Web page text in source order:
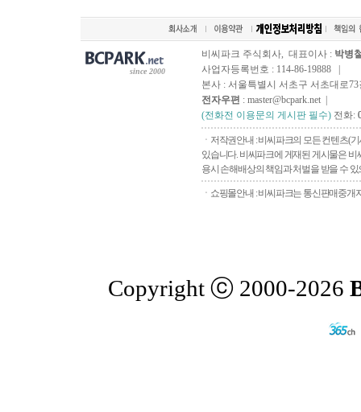
since 2000
비씨파크 주식회사, 대표이사 : 박병
사업자등록번호 : 114-86-19888 |
본사 : 서울특별시 서초구 서초대로73
전자우편 : master@bcpark.net |
(전화전 이용문의 게시판 필수) 전화:
ㆍ저작권안내 : 비씨파크의 모든 컨텐츠(
있습니다. 비씨파크에 게재된 게시물은
용시 손해배상의 책임과 처벌을 받을 수
ㆍ쇼핑몰안내 : 비씨파크는 통신판매중개
Copyright ⓒ 2000-2026